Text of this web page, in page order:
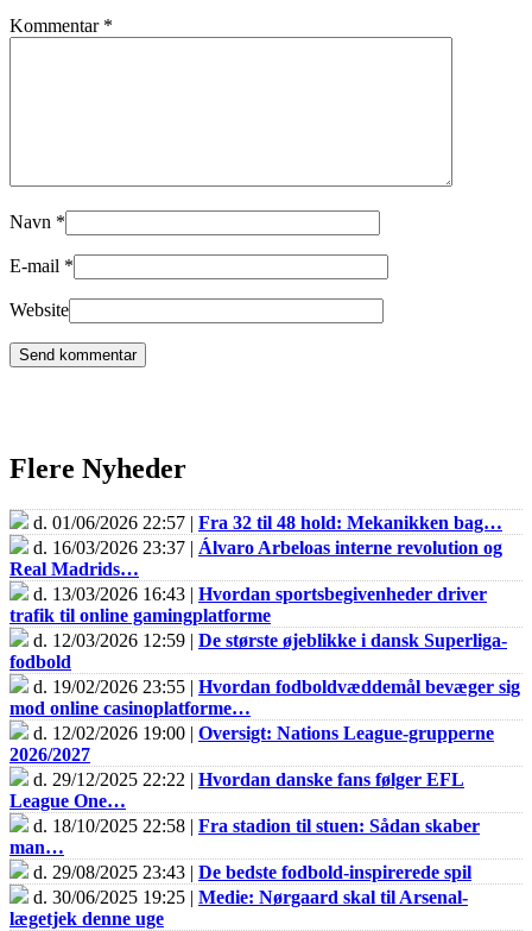
Kommentar *
Navn *
E-mail *
Website
Flere Nyheder
d. 01/06/2026 22:57 | Fra 32 til 48 hold: Mekanikken bag…
d. 16/03/2026 23:37 | Álvaro Arbeloas interne revolution og
Real Madrids…
d. 13/03/2026 16:43 | Hvordan sportsbegivenheder driver
trafik til online gamingplatforme
d. 12/03/2026 12:59 | De største øjeblikke i dansk Superliga-
fodbold
d. 19/02/2026 23:55 | Hvordan fodboldvæddemål bevæger sig
mod online casinoplatforme…
d. 12/02/2026 19:00 | Oversigt: Nations League-grupperne
2026/2027
d. 29/12/2025 22:22 | Hvordan danske fans følger EFL
League One…
d. 18/10/2025 22:58 | Fra stadion til stuen: Sådan skaber
man…
d. 29/08/2025 23:43 | De bedste fodbold-inspirerede spil
d. 30/06/2025 19:25 | Medie: Nørgaard skal til Arsenal-
lægetjek denne uge